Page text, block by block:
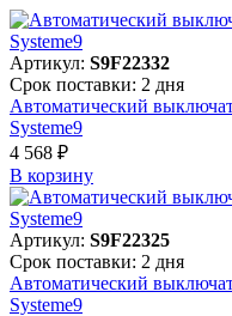
Артикул: S9F22332
Срок поставки: 2 дня
Автоматический
Systeme9
4 568 ₽
В корзинy
Артикул: S9F22325
Срок поставки: 2 дня
Автоматический
Systeme9